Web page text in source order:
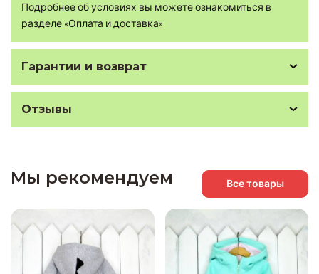
Подробнее об условиях вы можете ознакомиться в
разделе «Оплата и доставка»
Гарантии и возврат
Отзывы
Мы рекомендуем Все товары